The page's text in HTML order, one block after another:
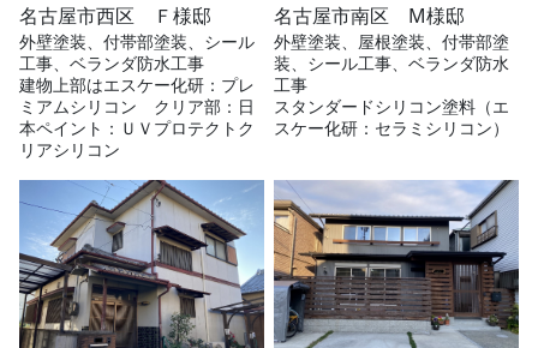
名古屋市西区 Ｆ様邸
外壁塗装、付帯部塗装、シール
工事、ベランダ防水工事
建物上部はエスケー化研：プレ
ミアムシリコン クリア部：日
本ペイント：ＵＶプロテクトク
リアシリコン
名古屋市南区 M様邸
外壁塗装、屋根塗装、付帯部塗
装、シール工事、ベランダ防水
工事
スタンダードシリコン塗料（エ
スケー化研：セラミシリコン）